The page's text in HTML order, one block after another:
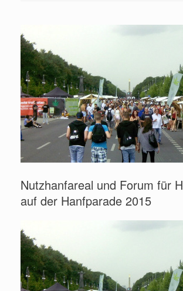
Nutzhanfareal und Forum für
auf der Hanfparade 2015